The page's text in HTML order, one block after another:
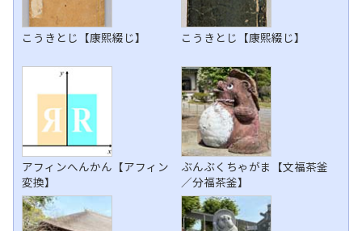
こうきとじ【康熙綴じ】 こうきとじ【康熙綴じ】
アフィンへんかん【アフィン
変換】
ぶんぶくちゃがま【文福茶釜
／分福茶釜】